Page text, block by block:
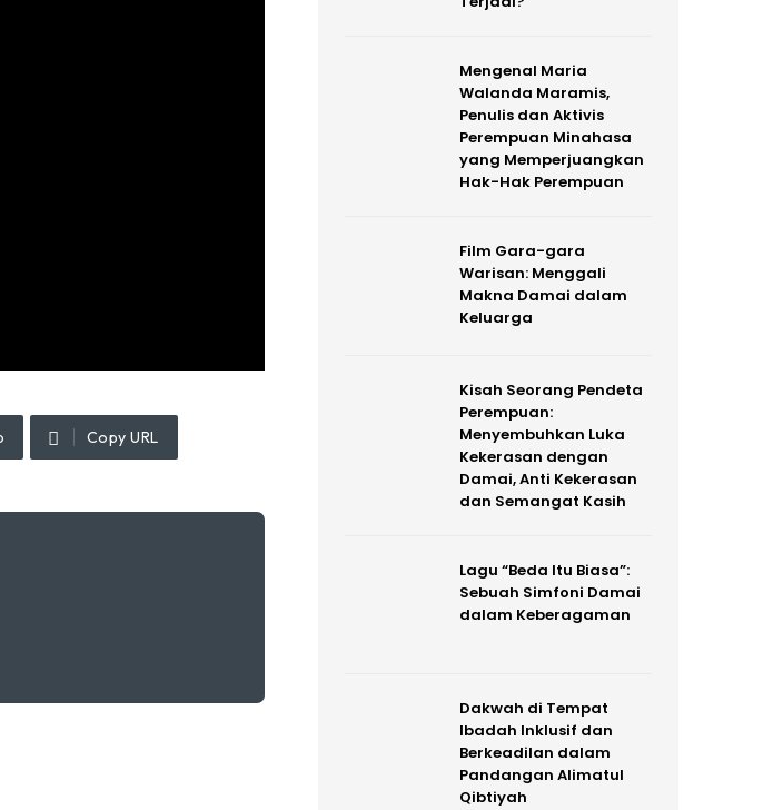
Copy URL
Mengenal Maria
Walanda Maramis,
Penulis dan Aktivis
Perempuan Minahasa
yang Memperjuangkan
Hak-Hak Perempuan
Film Gara-gara
Warisan: Menggali
Makna Damai dalam
Keluarga
Kisah Seorang Pendeta
Perempuan:
Menyembuhkan Luka
Kekerasan dengan
Damai, Anti Kekerasan
dan Semangat Kasih
Lagu “Beda Itu Biasa”:
Sebuah Simfoni Damai
dalam Keberagaman
Dakwah di Tempat
Ibadah Inklusif dan
Berkeadilan dalam
Pandangan Alimatul
Qibtiyah